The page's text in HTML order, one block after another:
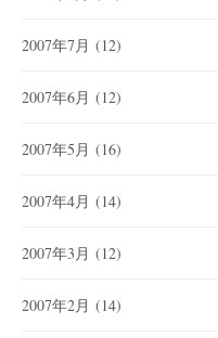
2007年7月 (12)
2007年6月 (12)
2007年5月 (16)
2007年4月 (14)
2007年3月 (12)
2007年2月 (14)